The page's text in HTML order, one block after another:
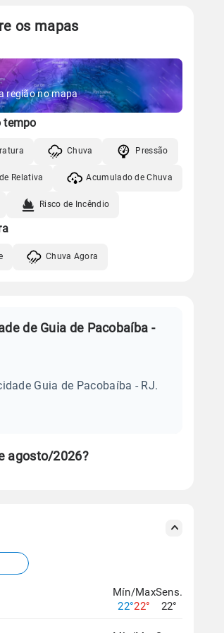
os mapas
região no mapa
tempo
Chuva Pressão
Relativa Acumulado de Chuva
Risco de Incêndio
Chuva Agora
de Guia de Pacobaíba -
Guia de Pacobaíba - RJ.
agosto/2026?
Mín/Max
22°22°
Sens.
22°